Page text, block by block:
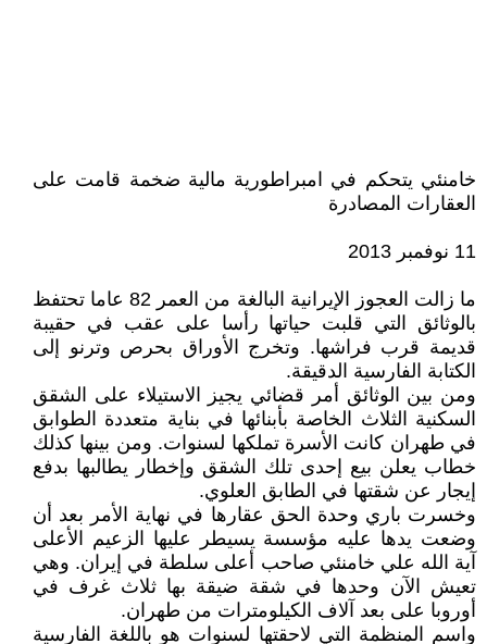
خامنئي يتحكم في امبراطورية مالية ضخمة قامت على
العقارات المصادرة
11 نوفمبر 2013
ما زالت العجوز الإيرانية البالغة من العمر 82 عاما تحتفظ
بالوثائق التي قلبت حياتها رأسا على عقب في حقيبة
قديمة قرب فراشها. وتخرج الأوراق بحرص وترنو إلى
الكتابة الفارسية الدقيقة.
ومن بين الوثائق أمر قضائي يجيز الاستيلاء على الشقق
السكنية الثلاث الخاصة بأبنائها في بناية متعددة الطوابق
في طهران كانت الأسرة تملكها لسنوات. ومن بينها كذلك
خطاب يعلن بيع إحدى تلك الشقق وإخطار يطالبها بدفع
إيجار عن شقتها في الطابق العلوي.
وخسرت باري وحدة الحق عقارها في نهاية الأمر بعد أن
وضعت يدها عليه مؤسسة يسيطر عليها الزعيم الأعلى
آية الله علي خامنئي صاحب أعلى سلطة في إيران. وهي
تعيش الآن وحدها في شقة ضيقة بها ثلاث غرف في
أوروبا على بعد آلاف الكيلومترات من طهران.
واسم المنظمة التي لاحقتها لسنوات هو باللغة الفارسية